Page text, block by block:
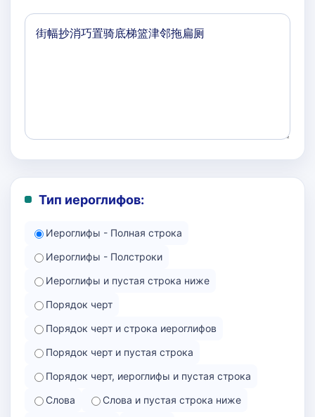
Тип иероглифов:
Иероглифы - Полная строка
Иероглифы - Полстроки
Иероглифы и пустая строка ниже
Порядок черт
Порядок черт и строка иероглифов
Порядок черт и пустая строка
Порядок черт, иероглифы и пустая строка
Слова
Слова и пустая строка ниже